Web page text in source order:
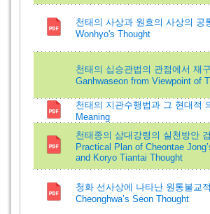
천태의 사상과 원효의 사상의 공
Wonhyo's Thought
천태의 십승관법의 관점에서 재
Ganhwaseon from Viewpoint of
천태의 지관수행법과 그 현대적
Meaning
천태종의 삼대강령의 실천방안
Practical Plan of Cheontae
and Koryo Tiantai Thought
청화 선사상에 나타난 원통불교
Cheonghwa’s Seon Thought